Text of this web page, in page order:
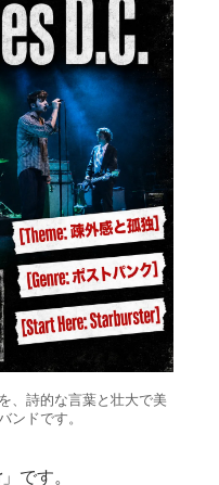
、詩的な言葉と壮大で美
ンドです。
です。